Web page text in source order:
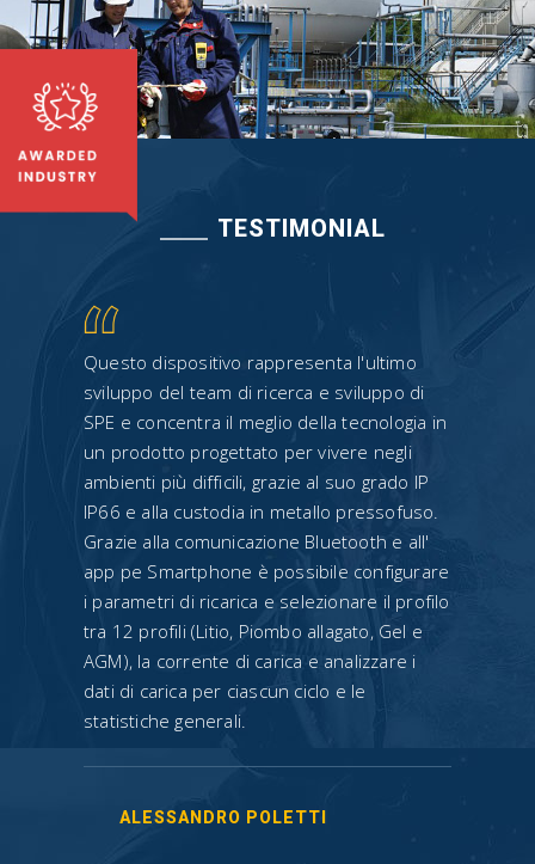
TESTIMONIAL
Questo dispositivo rappresenta l'ultimo
sviluppo del team di ricerca e sviluppo di
SPE e concentra il meglio della tecnologia in
un prodotto progettato per vivere negli
ambienti più difficili, grazie al suo grado IP
IP66 e alla custodia in metallo pressofuso.
Grazie alla comunicazione Bluetooth e all'
app pe Smartphone è possibile configurare
i parametri di ricarica e selezionare il profilo
tra 12 profili (Litio, Piombo allagato, Gel e
AGM), la corrente di carica e analizzare i
dati di carica per ciascun ciclo e le
statistiche generali.
ALESSANDRO POLETTI